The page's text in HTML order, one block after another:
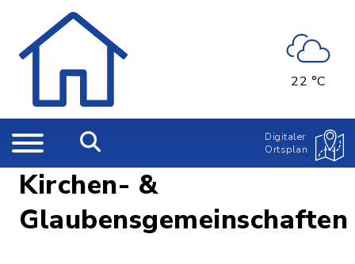
22 °C
Digitaler
Ortsplan
Kirchen- &
Glaubensgemeinschaften